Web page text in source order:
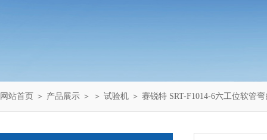
网站首页 ＞ 产品展示 ＞ ＞ 试验机 ＞ 赛锐特 SRT-F1014-6六工位软管